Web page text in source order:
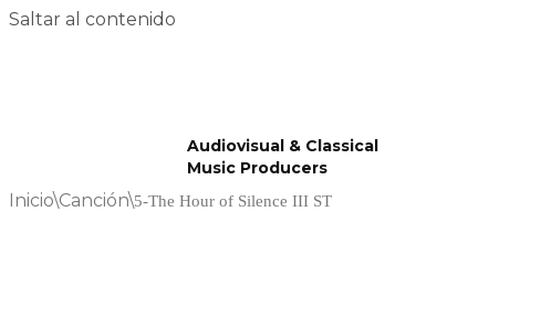
Saltar al contenido
Audiovisual & Classical
Music Producers
Inicio\Canción\5-The Hour of Silence III ST